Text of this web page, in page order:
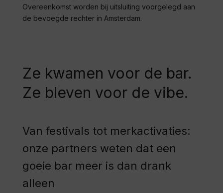
Overeenkomst worden bij uitsluiting voorgelegd aan
de bevoegde rechter in Amsterdam.
Ze kwamen voor de bar.
Ze bleven voor de vibe.
Van festivals tot merkactivaties:
onze partners weten dat een
goeie bar meer is dan drank
alleen